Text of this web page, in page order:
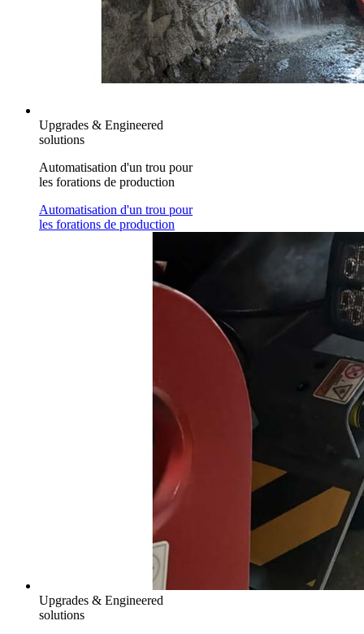
Upgrades & Engineered
solutions
Automatisation d'un trou pour
les forations de production
Automatisation d'un trou pour
les forations de production
Upgrades & Engineered
solutions